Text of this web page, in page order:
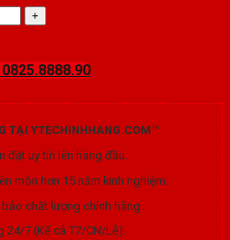
TẠI YTECHINHHANG.COM™
đặt uy tín lên hàng đầu.
môn hơn 15 năm kinh nghiệm.
chất lượng chính hãng.
24/7 (Kể cả T7/CN/Lễ).